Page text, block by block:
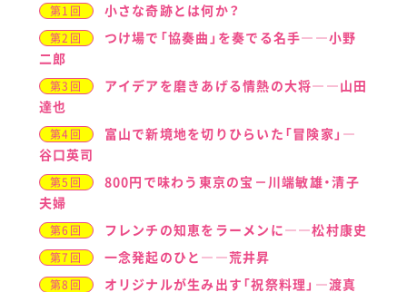
第1回 小さな奇跡とは何か？
第2回
つけ場で「協奏曲」を奏でる名手――小野
二郎
第3回
アイデアを磨きあげる情熱の大将――山田
達也
第4回
富山で新境地を切りひらいた「冒険家」―
谷口英司
第5回
800円で味わう東京の宝－川端敏雄・清子
夫婦
第6回 フレンチの知恵をラーメンに――松村康史
第7回 一念発起のひと――荒井昇
第8回
オリジナルが生み出す「祝祭料理」―渡真